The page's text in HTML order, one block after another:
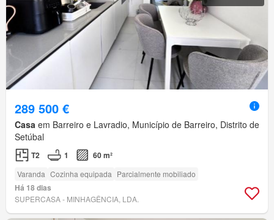
289 500 €
Casa em Barreiro e Lavradio, Município de Barreiro, Distrito de
Setúbal
T2 1 60 m²
Varanda Cozinha equipada Parcialmente mobiliado
Há 18 dias
SUPERCASA - MINHAGÊNCIA, LDA.